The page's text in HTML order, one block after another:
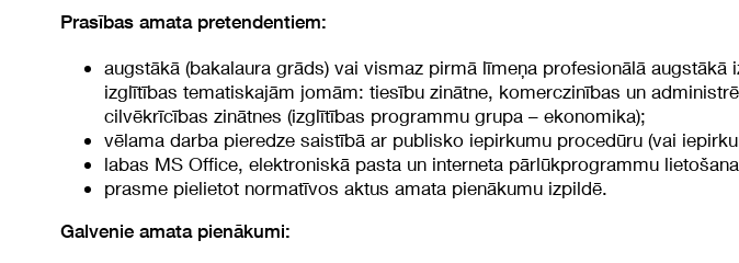
Prasības amata pretendentiem:
augstākā (bakalaura grāds) vai vismaz pirmā līmeņa profesionālā augstākā
izglītības tematiskajām jomām: tiesību zinātne, komerczinības un
cilvēkrīcības zinātnes (izglītības programmu grupa – ekonomika);
vēlama darba pieredze saistībā ar publisko iepirkumu procedūru (vai
labas MS Office, elektroniskā pasta un interneta pārlūkprogrammu
prasme pielietot normatīvos aktus amata pienākumu izpildē.
Galvenie amata pienākumi: